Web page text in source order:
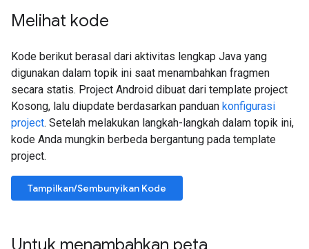
Melihat kode
Kode berikut berasal dari aktivitas lengkap Java yang
digunakan dalam topik ini saat menambahkan fragmen
secara statis. Project Android dibuat dari template project
Kosong, lalu diupdate berdasarkan panduan konfigurasi
project. Setelah melakukan langkah-langkah dalam topik ini,
kode Anda mungkin berbeda bergantung pada template
project.
Tampilkan/Sembunyikan Kode
Untuk menambahkan peta